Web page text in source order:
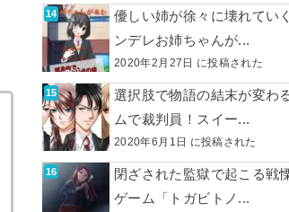
優しい姉が徐々に壊れてい
ンデレお姉ちゃんが...
2020年2月27日 に投稿された
選択肢で物語の結末が変わ
ムで裁判員！スイー...
2020年6月1日 に投稿された
閉ざされた監獄で起こる戦
ゲーム「トガビトノ...